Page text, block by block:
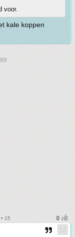
voor.
kale koppen
15